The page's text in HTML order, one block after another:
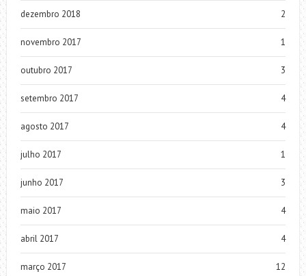
dezembro 2018 2
novembro 2017 1
outubro 2017 3
setembro 2017 4
agosto 2017 4
julho 2017 1
junho 2017 3
maio 2017 4
abril 2017 4
março 2017 12